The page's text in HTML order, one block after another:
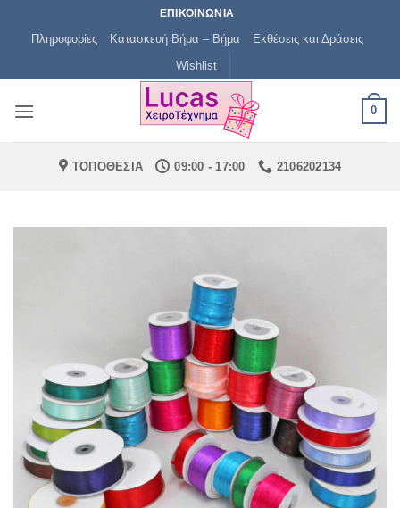
ΕΠΙΚΟΙΝΩΝΙΑ
Πληροφορίες Κατασκευή Βήμα – Βήμα
Εκθέσεις και Δράσεις
Wishlist
0
ΤΟΠΟΘΕΣΙΑ 09:00 - 17:00 2106202134